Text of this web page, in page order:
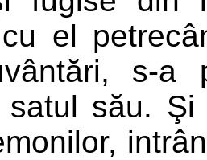
el
s-a
satul său.